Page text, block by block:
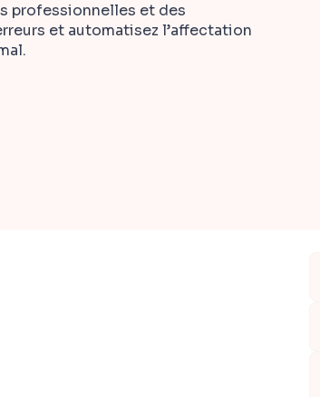
professionnelles et des
et automatisez l’affectation